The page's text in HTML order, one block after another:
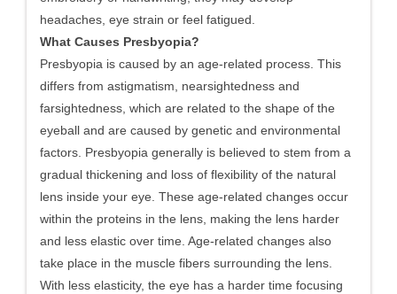
headaches, eye strain or feel fatigued.
What Causes Presbyopia?
Presbyopia is caused by an age-related process. This
differs from astigmatism, nearsightedness and
farsightedness, which are related to the shape of the
eyeball and are caused by genetic and environmental
factors. Presbyopia generally is believed to stem from a
gradual thickening and loss of flexibility of the natural
lens inside your eye. These age-related changes occur
within the proteins in the lens, making the lens harder
and less elastic over time. Age-related changes also
take place in the muscle fibers surrounding the lens.
With less elasticity, the eye has a harder time focusing